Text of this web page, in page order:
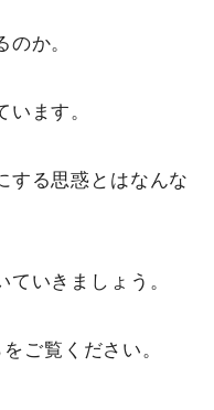
か。
ます。
する思惑とはなんな
いきましょう。
ご覧ください。